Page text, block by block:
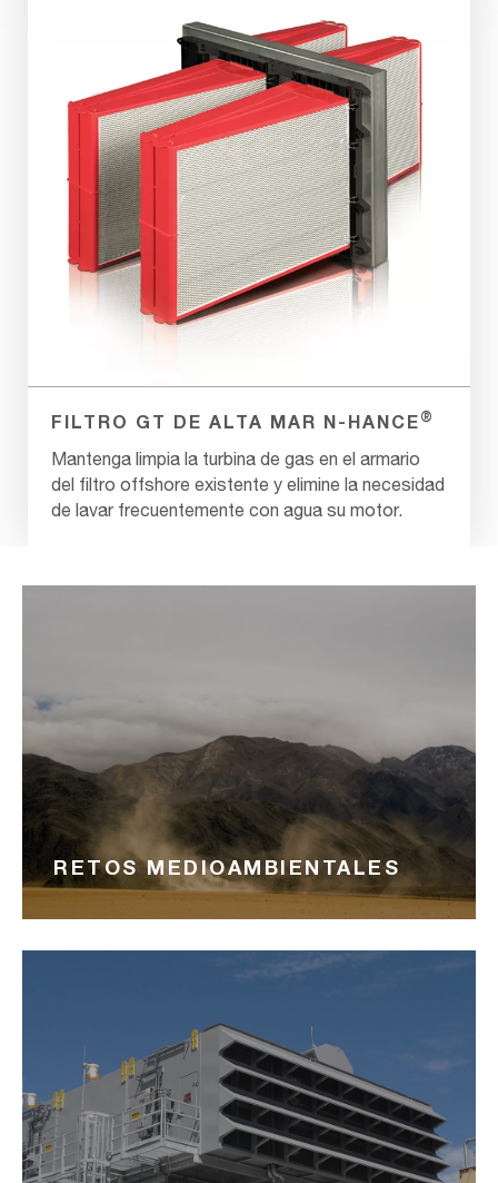
FILTRO GT DE ALTA MAR N-HANCE ®
Mantenga limpia la turbina de gas en el armario
del filtro offshore existente y elimine la necesidad
de lavar frecuentemente con agua su motor.
RETOS MEDIOAMBIENTALES